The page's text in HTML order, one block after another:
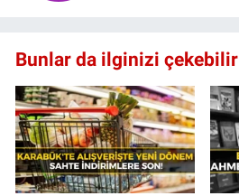
Bunlar da ilginizi çekebilir